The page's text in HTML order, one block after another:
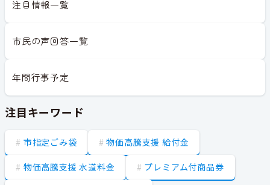
注目情報一覧
市民の声回答一覧
年間行事予定
注目キーワード
市指定ごみ袋 物価高騰支援 給付金
物価高騰支援 水道料金 プレミアム付商品券